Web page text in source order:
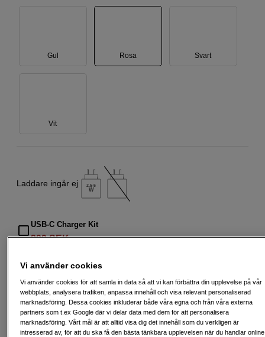
Gul Rosa Svart
Vit
Laddare ingår ej 2.5-5
W
USB-C Charger Kit
399 SEK
1 290 SEK
Antal
Lägg i kundvagn
Vi använder cookies
Vi använder cookies för att samla in data så att vi kan förbättra din upplevelse på vår
webbplats, analysera trafiken, anpassa innehåll och visa relevant personaliserad
marknadsföring. Dessa cookies inkluderar både våra egna och från våra externa
partners som t.ex Google där vi delar data med dem för att personalisera
marknadsföring. Vårt mål är att alltid visa dig det innehåll som du verkligen är
intresserad av, för att du ska få den bästa tänkbara upplevelsen när du handlar